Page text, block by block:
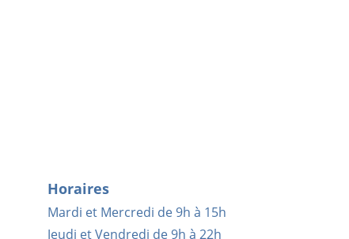
Horaires
Mardi et Mercredi de 9h à 15h
Jeudi et Vendredi de 9h à 22h